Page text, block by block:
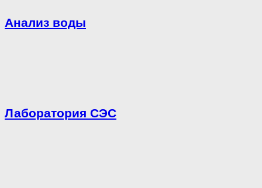
Анализ воды
Лаборатория СЭС